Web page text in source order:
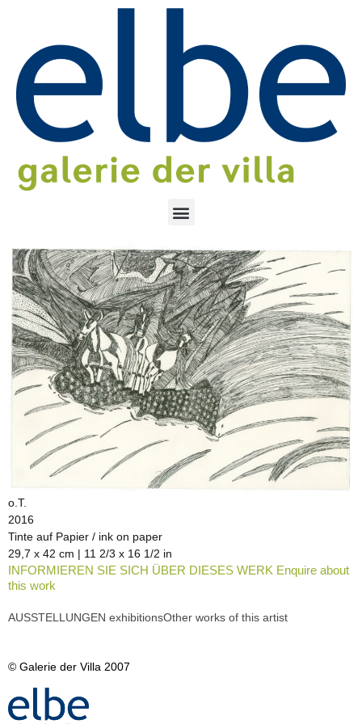
o.T.
2016
Tinte auf Papier / ink on paper
29,7 x 42 cm | 11 2/3 x 16 1/2 in
INFORMIEREN SIE SICH ÜBER DIESES WERK Enquire about
this work
AUSSTELLUNGEN exhibitionsOther works of this artist
© Galerie der Villa 2007